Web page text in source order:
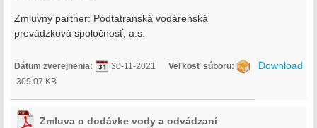
Zmluvný partner: Podtatranská vodárenská
prevádzková spoločnosť, a.s.
Dátum zverejnenia: 30-11-2021 Veľkosť súboru:
309.07 KB
Download
Zmluva o dodávke vody a odvádzaní